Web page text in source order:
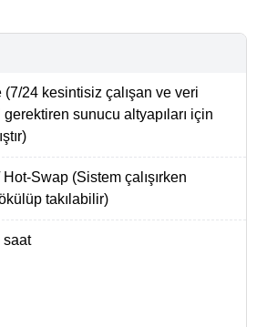
(7/24 kesintisiz çalışan ve veri
sunucu altyapıları için
Swap (Sistem çalışırken
takılabilir)
saat